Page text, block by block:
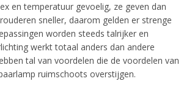
en temperatuur gevoelig, ze geven dan
sneller, daarom gelden er strenge
worden steeds talrijker en
werkt totaal anders dan andere
tal van voordelen die de voordelen van
ruimschoots overstijgen.